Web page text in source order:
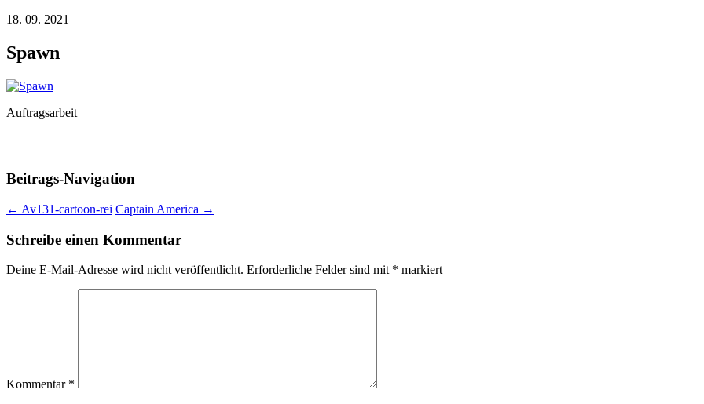
18. 09. 2021
Spawn
Auftragsarbeit
Beitrags-Navigation
← Av131-cartoon-rei Captain America →
Schreibe einen Kommentar
Deine E-Mail-Adresse wird nicht veröffentlicht. Erforderliche Felder sind mit * markiert
Kommentar *